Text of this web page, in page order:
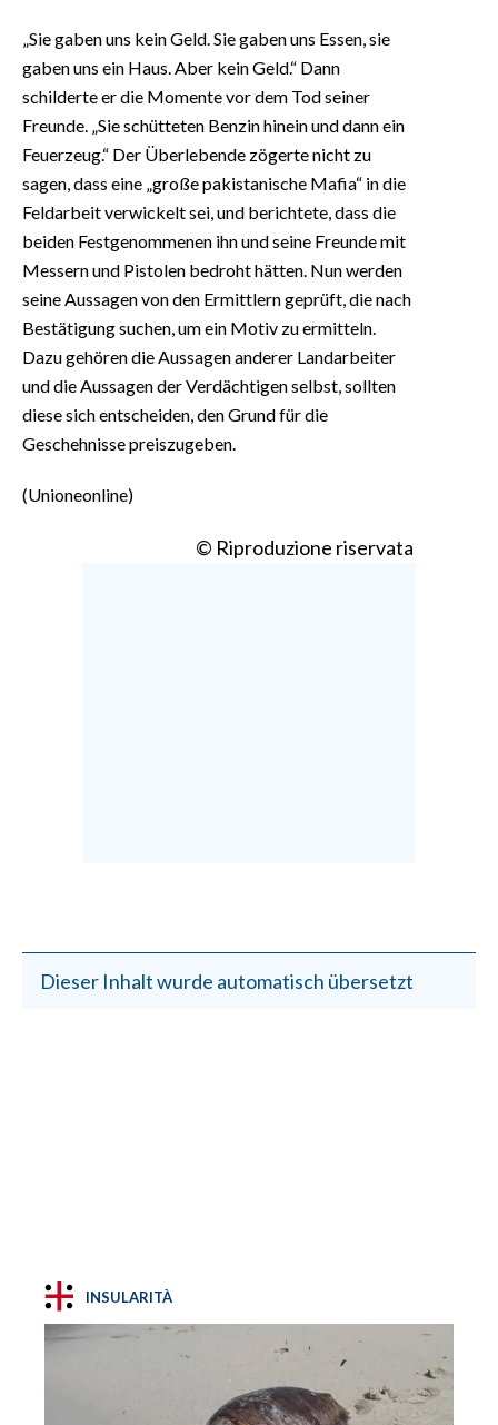
„Sie gaben uns kein Geld. Sie gaben uns Essen, sie
gaben uns ein Haus. Aber kein Geld.“ Dann
schilderte er die Momente vor dem Tod seiner
Freunde. „Sie schütteten Benzin hinein und dann ein
Feuerzeug.“ Der Überlebende zögerte nicht zu
sagen, dass eine „große pakistanische Mafia“ in die
Feldarbeit verwickelt sei, und berichtete, dass die
beiden Festgenommenen ihn und seine Freunde mit
Messern und Pistolen bedroht hätten. Nun werden
seine Aussagen von den Ermittlern geprüft, die nach
Bestätigung suchen, um ein Motiv zu ermitteln.
Dazu gehören die Aussagen anderer Landarbeiter
und die Aussagen der Verdächtigen selbst, sollten
diese sich entscheiden, den Grund für die
Geschehnisse preiszugeben.
(Unioneonline)
© Riproduzione riservata
Dieser Inhalt wurde automatisch übersetzt
INSULARITÀ